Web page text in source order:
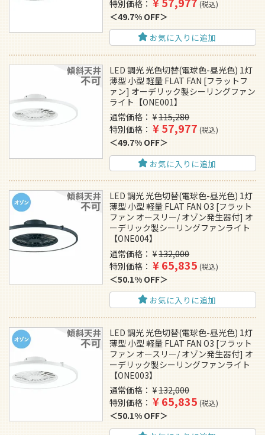
特別価格 税込
49.7% OFF
お気に入りに追加
LED 調光 光色切替(電球色-昼光色) 1灯
薄型 小型 軽量 FLAT FAN [フラットフ
ァン] オーデリック製シーリングファン
ライト【ONE001】
通常価格
¥115,280
特別価格
¥57,977 税込
49.7% OFF
お気に入りに追加
LED 調光 光色切替(電球色-昼光色) 1灯
薄型 小型 軽量 FLAT FAN O3 [フラット
ファン オースリー/ オゾン発生器付] オ
ーデリック製シーリングファンライト
【ONE004】
通常価格
¥132,000
特別価格
¥65,835 税込
50.1% OFF
お気に入りに追加
LED 調光 光色切替(電球色-昼光色) 1灯
薄型 小型 軽量 FLAT FAN O3 [フラット
ファン オースリー/ オゾン発生器付] オ
ーデリック製シーリングファンライト
【ONE003】
通常価格
¥132,000
特別価格
¥65,835 税込
50.1% OFF